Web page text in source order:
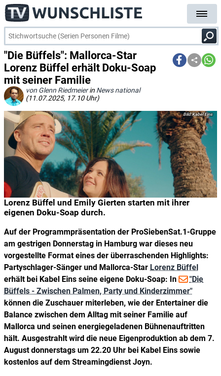
"Die Büffels": Mallorca-Star
Lorenz Büffel erhält Doku-Soap
mit seiner Familie
von Glenn Riedmeierin News national
(11.07.2025, 17.10 Uhr)
Lorenz Büffel und Emily Gierten starten mit ihrer
eigenen Doku-Soap durch.
Kabel Eins
Auf der Programmpräsentation der ProSiebenSat.1-Gruppe
am gestrigen Donnerstag in Hamburg war dieses neu
vorgestellte Format eines der überraschenden Highlights:
Partyschlager-Sänger und Mallorca-Star Lorenz Büffel
erhält bei Kabel Eins seine eigene Doku-Soap: In
"Die
Büffels - Zwischen Palmen, Party und Kinderzimmer"
können die Zuschauer miterleben, wie der Entertainer die
Balance zwischen dem Alltag mit seiner Familie auf
Mallorca und seinen energiegeladenen Bühnenauftritten
hält. Ausgestrahlt wird die neue Eigenproduktion ab dem 7.
August donnerstags um 22.20 Uhr bei Kabel Eins sowie
kostenlos auf dem Streamingdienst Joyn.